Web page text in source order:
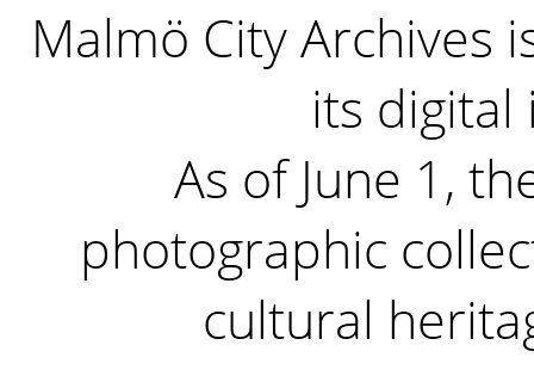
Malmö City Archives
its digital
As of June 1,
photographic
cultural